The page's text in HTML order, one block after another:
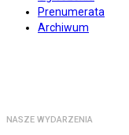
Prenumerata
Archiwum
NASZE WYDARZENIA